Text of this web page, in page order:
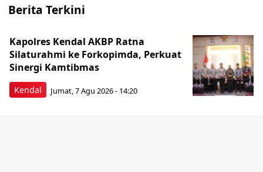
Berita Terkini
Kendal
Kapolres Kendal AKBP Ratna
Silaturahmi ke Forkopimda, Perkuat
Sinergi Kamtibmas
Jumat, 7 Agu 2026 - 14:20